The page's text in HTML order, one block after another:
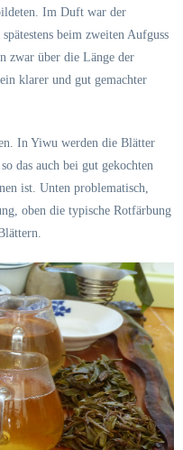
Im Duft war der
beim zweiten Aufguss
zwar über die Länge der
klarer und gut gemachter
In Yiwu werden die Blätter
das auch bei gut gekochten
ist. Unten problematisch,
oben die typische Rotfärbung